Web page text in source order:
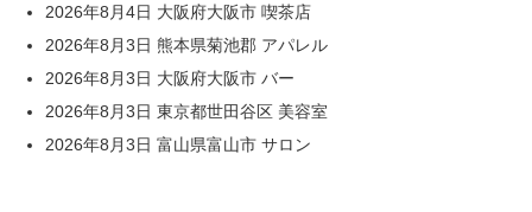
2026年8月4日 大阪府大阪市 喫茶店
2026年8月3日 熊本県菊池郡 アパレル
2026年8月3日 大阪府大阪市 バー
2026年8月3日 東京都世田谷区 美容室
2026年8月3日 富山県富山市 サロン